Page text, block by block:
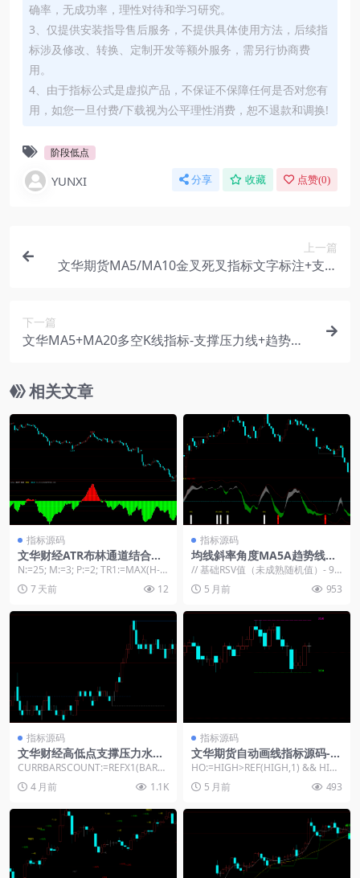
确率，无成功率，理性对待和学习研究。
3、仅提供安装指导售后服务，不提供具体使用方法，后续指
标涉及修改、转换、定制开发等额外服务，需另行协商费
用。
4、由于指标公式是虚拟产品，不保证不保障任何是否对您有
用，如您一旦付费/下载视为公平理性消费，恕不退款和调换!
阶段低点
YUNXI 分享 收藏 点赞(0)
上一篇
文华期货MA5/MA10金叉死叉指标文字标注+支撑
下一篇
文华MA5+MA20多空K线指标-支撑压力线+趋势强
相关文章
指标源码
文华财经ATR布林通道结合多
空力道指标源码
N:=25; M:=3; P:=2; TR1:=MAX(H-L,
MAX(ABS(...
7 天前 12
指标源码
均线斜率角度MA5A趋势线画
线量化交易策略
// 基础RSV值（未成熟随机值）- 9
周期 RSV9 := (CLOSE &#...
5 月前 953
指标源码
文华财经高低点支撑压力水平
画线指标公式
CURRBARSCOUNT:=REFX1(BARP
OS,9999)-BARPOS...
4 月前 1.1K
指标源码
文华期货自动画线指标源码-高
低点压力支撑精准识别系统
HO:=HIGH>REF(HIGH,1) && HIG
H&...
5 月前 493